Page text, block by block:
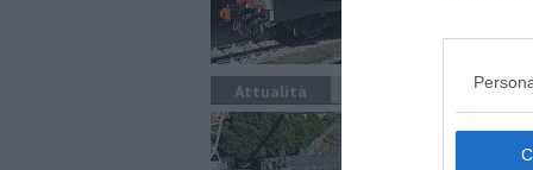
Attualità
Il